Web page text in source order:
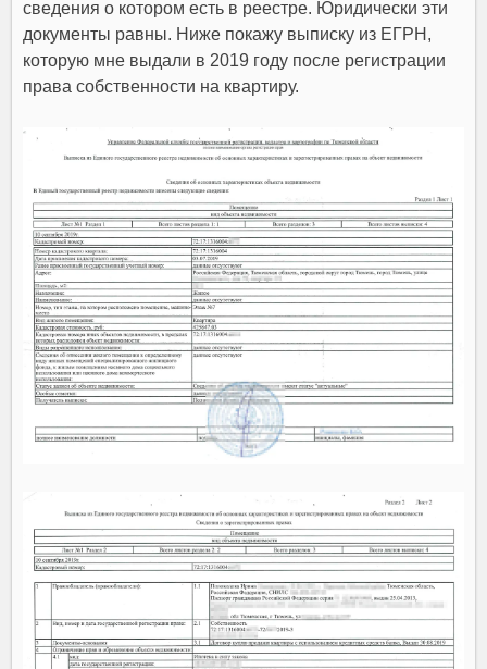
сведения о котором есть в реестре. Юридически эти
документы равны. Ниже покажу выписку из ЕГРН,
которую мне выдали в 2019 году после регистрации
права собственности на квартиру.